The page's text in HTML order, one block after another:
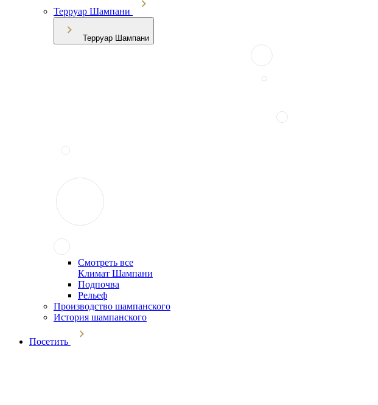
Терруар Шампани
Терруар Шампани
Смотреть все
Климат Шампани
Подпочва
Рельеф
Производство шампанского
История шампанского
Посетить